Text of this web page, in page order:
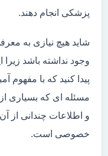
پزشکی انجام دهند.
شاید هیچ نیازی به
وجود نداشته باشد زیرا
پیدا کنید که با مفهوم
مسئله ای که بسیاری از
و اطلاعات چندانی از
خصوصی است.